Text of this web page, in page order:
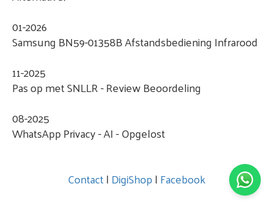
01-2026
Samsung BN59-01358B Afstandsbediening Infrarood
11-2025
Pas op met SNLLR - Review Beoordeling
08-2025
WhatsApp Privacy - AI - Opgelost
Contact|DigiShop|Facebook